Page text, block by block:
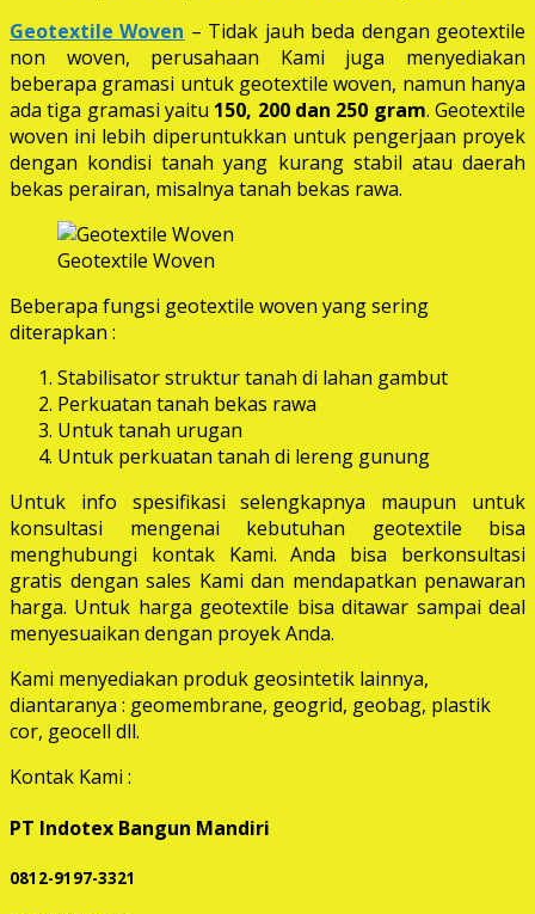
Geotextile Woven – Tidak jauh beda dengan geotextile
non woven, perusahaan Kami juga menyediakan
beberapa gramasi untuk geotextile woven, namun hanya
ada tiga gramasi yaitu 150, 200 dan 250 gram. Geotextile
woven ini lebih diperuntukkan untuk pengerjaan proyek
dengan kondisi tanah yang kurang stabil atau daerah
bekas perairan, misalnya tanah bekas rawa.
Geotextile Woven
Beberapa fungsi geotextile woven yang sering
diterapkan :
Stabilisator struktur tanah di lahan gambut
Perkuatan tanah bekas rawa
Untuk tanah urugan
Untuk perkuatan tanah di lereng gunung
Untuk info spesifikasi selengkapnya maupun untuk
konsultasi mengenai kebutuhan geotextile bisa
menghubungi kontak Kami. Anda bisa berkonsultasi
gratis dengan sales Kami dan mendapatkan penawaran
harga. Untuk harga geotextile bisa ditawar sampai deal
menyesuaikan dengan proyek Anda.
Kami menyediakan produk geosintetik lainnya,
diantaranya : geomembrane, geogrid, geobag, plastik
cor, geocell dll.
Kontak Kami :
PT Indotex Bangun Mandiri
0812-9197-3321